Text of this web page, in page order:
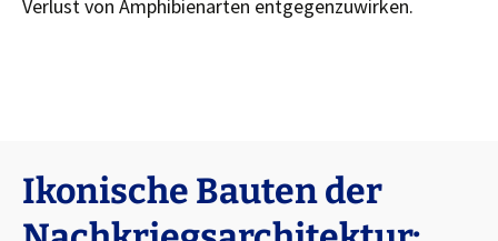
Verlust von Amphibienarten entgegenzuwirken.
Ikonische Bauten der